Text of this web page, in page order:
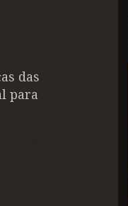
das
para